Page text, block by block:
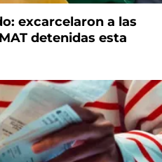
excarcelaron a las
detenidas esta